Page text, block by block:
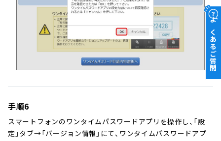
手順6
スマートフォンのワンタイムパスワードアプリを操作し、「設
定」タブ→「バージョン情報」にて、ワンタイムパスワードアプ
よくあるご質問